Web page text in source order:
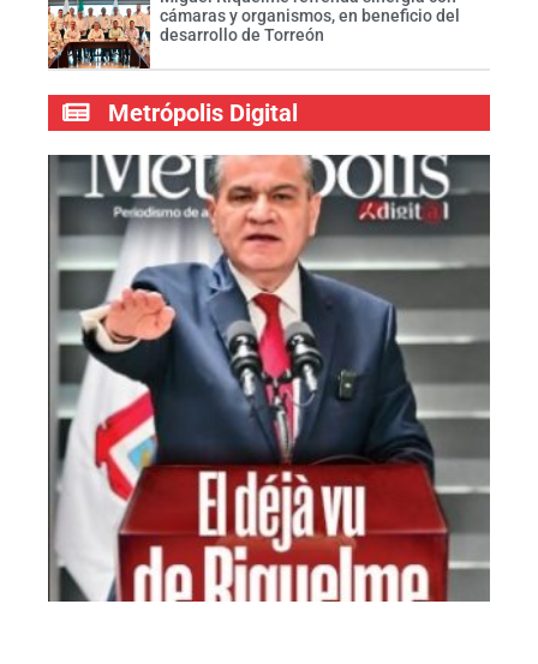
cámaras y organismos, en beneficio del
desarrollo de Torreón
Metrópolis Digital